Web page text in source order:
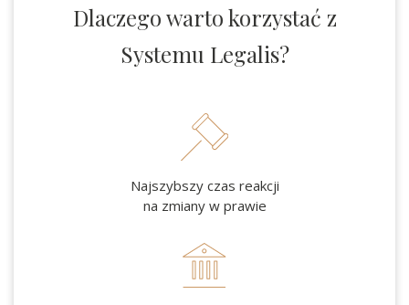
Dlaczego warto korzystać z
Systemu Legalis?
Najszybszy czas reakcji
na zmiany w prawie